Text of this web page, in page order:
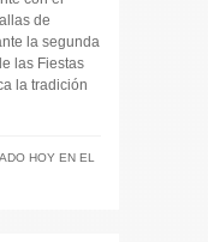
de
la segunda
las Fiestas
la tradición
HOY EN EL